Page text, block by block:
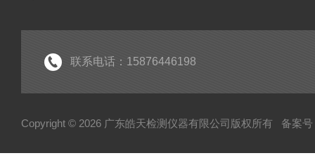
联系电话：15876446198
Copyright © 2026 广东皓天检测仪器有限公司版权所有 备案号